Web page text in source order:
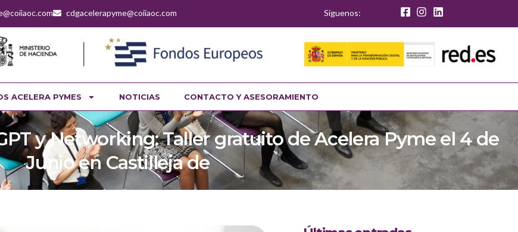
cdgacelerapyme@coiiaoc.com Síguenos:
ACELERA PYMES NOTICIAS CONTACTO Y ASESORAMIENTO
y Networking: Taller gratuito de Acelera Pyme el 4 de
Junio en Castilleja de